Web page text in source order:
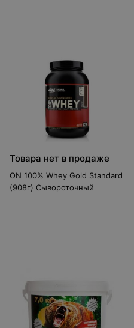
Товара нет в продаже
ON 100% Whey Gold Standard
(908г) Сывороточный